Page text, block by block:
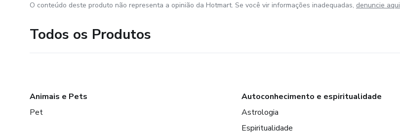
O conteúdo deste produto não representa a opinião da Hotmart. Se você vir informações inadequadas, denuncie aqui
Todos os Produtos
Animais e Pets
Pet
Autoconhecimento e espiritualidade
Astrologia
Espiritualidade